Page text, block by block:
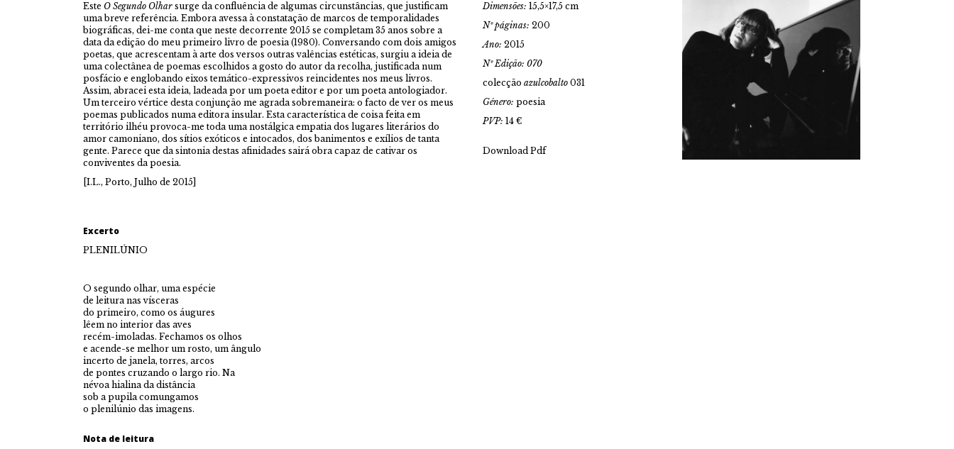
Este O Segundo Olhar surge da confluência de algumas circunstâncias, que justificam
uma breve referência. Embora avessa à constatação de marcos de temporalidades
biográficas, dei-me conta que neste decorrente 2015 se completam 35 anos sobre a
data da edição do meu primeiro livro de poesia (1980). Conversando com dois amigos
poetas, que acrescentam à arte dos versos outras valências estéticas, surgiu a ideia de
uma colectânea de poemas escolhidos a gosto do autor da recolha, justificada num
posfácio e englobando eixos temático-expressivos reincidentes nos meus livros.
Assim, abracei esta ideia, ladeada por um poeta editor e por um poeta antologiador.
Um terceiro vértice desta conjunção me agrada sobremaneira: o facto de ver os meus
poemas publicados numa editora insular. Esta característica de coisa feita em
território ilhéu provoca-me toda uma nostálgica empatia dos lugares literários do
amor camoniano, dos sítios exóticos e intocados, dos banimentos e exílios de tanta
gente. Parece que da sintonia destas afinidades sairá obra capaz de cativar os
conviventes da poesia.
[I.L., Porto, Julho de 2015]
Excerto
PLENILÚNIO
O segundo olhar, uma espécie
de leitura nas vísceras
do primeiro, como os áugures
lêem no interior das aves
recém-imoladas. Fechamos os olhos
e acende-se melhor um rosto, um ângulo
incerto de janela, torres, arcos
de pontes cruzando o largo rio. Na
névoa hialina da distância
sob a pupila comungamos
o plenilúnio das imagens.
Nota de leitura
Dimensões: 15,5×17,5 cm
Nº páginas: 200
Ano: 2015
Nº Edição: 070
colecção azulcobalto 031
Género: poesia
PVP: 14 €
Download Pdf